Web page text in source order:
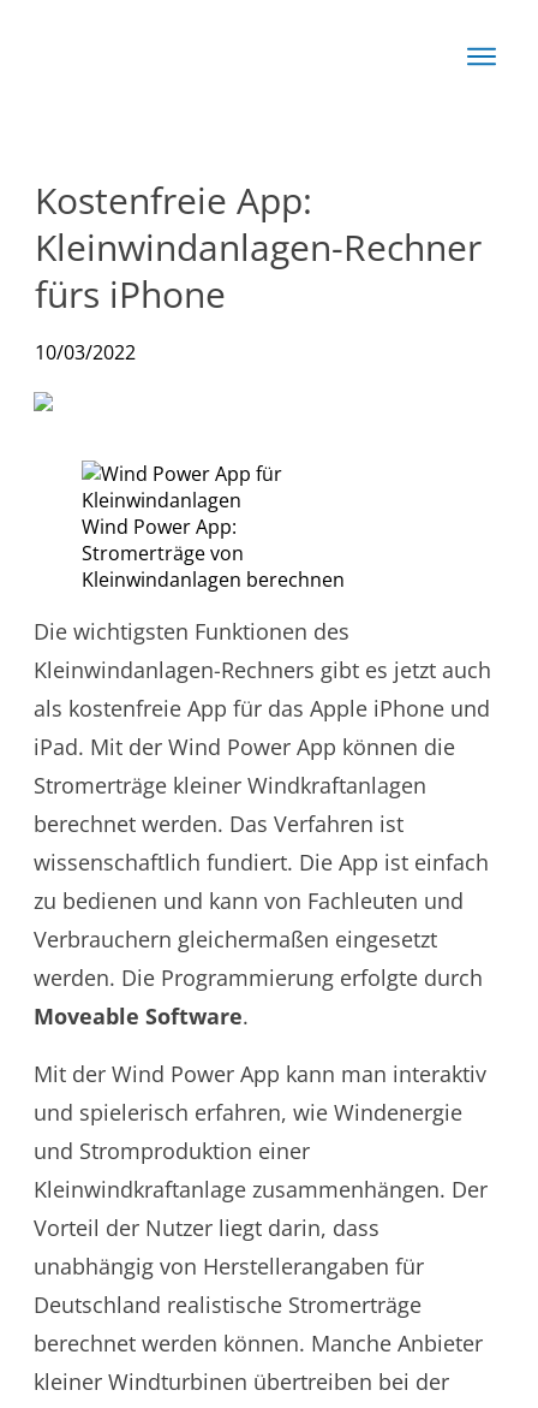
Kostenfreie App:
Kleinwindanlagen-Rechner
fürs iPhone
10/03/2022
Wind Power App:
Stromerträge von
Kleinwindanlagen berechnen
Die wichtigsten Funktionen des
Kleinwindanlagen-Rechners gibt es jetzt auch
als kostenfreie App für das Apple iPhone und
iPad. Mit der Wind Power App können die
Stromerträge kleiner Windkraftanlagen
berechnet werden. Das Verfahren ist
wissenschaftlich fundiert. Die App ist einfach
zu bedienen und kann von Fachleuten und
Verbrauchern gleichermaßen eingesetzt
werden. Die Programmierung erfolgte durch
Moveable Software.
Mit der Wind Power App kann man interaktiv
und spielerisch erfahren, wie Windenergie
und Stromproduktion einer
Kleinwindkraftanlage zusammenhängen. Der
Vorteil der Nutzer liegt darin, dass
unabhängig von Herstellerangaben für
Deutschland realistische Stromerträge
berechnet werden können. Manche Anbieter
kleiner Windturbinen übertreiben bei der